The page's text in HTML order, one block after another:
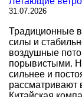
31.07.2026
Традиционные
силы и
воздушные
порывистыми.
сильнее и
рассматривают